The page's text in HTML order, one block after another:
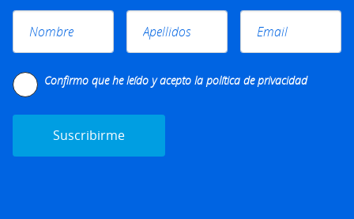
Confirmo que he leído y acepto la política de privacidad